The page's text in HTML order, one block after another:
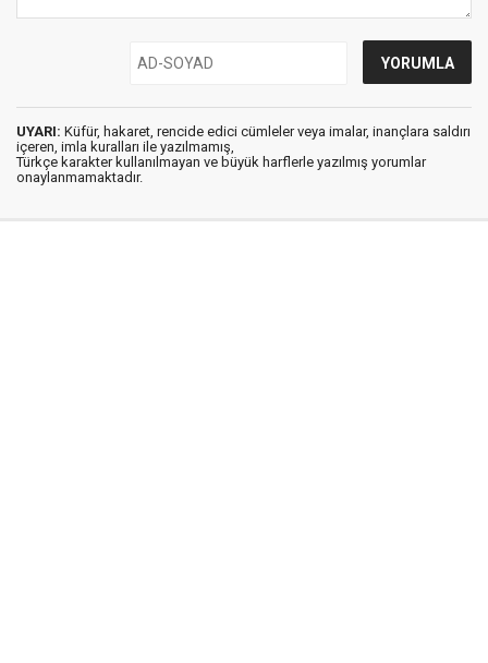
UYARI: Küfür, hakaret, rencide edici cümleler veya imalar, inançlara saldırı
içeren, imla kuralları ile yazılmamış,
Türkçe karakter kullanılmayan ve büyük harflerle yazılmış yorumlar
onaylanmamaktadır.